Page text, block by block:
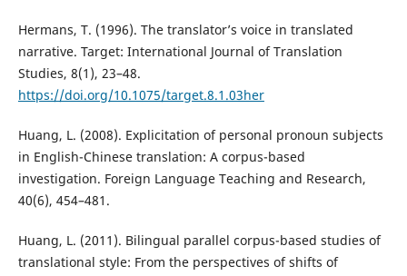
Hermans, T. (1996). The translator’s voice in translated
narrative. Target: International Journal of Translation
Studies, 8(1), 23–48.
https://doi.org/10.1075/target.8.1.03her
Huang, L. (2008). Explicitation of personal pronoun subjects
in English-Chinese translation: A corpus-based
investigation. Foreign Language Teaching and Research,
40(6), 454–481.
Huang, L. (2011). Bilingual parallel corpus-based studies of
translational style: From the perspectives of shifts of